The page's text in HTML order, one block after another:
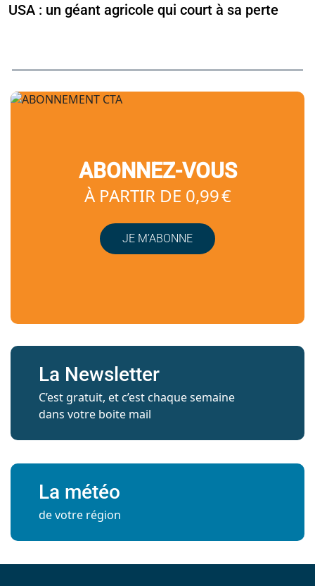
USA : un géant agricole qui court à sa perte
ABONNEZ-VOUS
À PARTIR DE 0,99 €
JE M’ABONNE
La Newsletter
C’est gratuit, et c’est chaque semaine
dans votre boite mail
La météo
de votre région